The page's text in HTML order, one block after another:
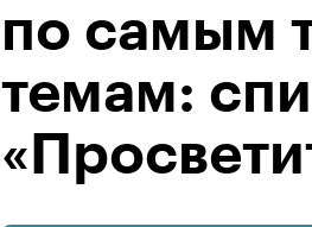
по самым
темам: